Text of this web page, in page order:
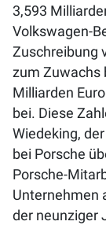
3,593
Volkswagen-
Zuschreibung
zum Zuwachs
Milliarden
bei. Diese
Wiedeking,
bei Porsche
Porsche-
Unternehmen
der neunziger